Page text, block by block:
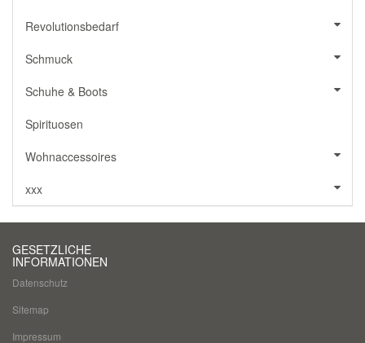
Revolutionsbedarf
Schmuck
Schuhe & Boots
Spirituosen
Wohnaccessoires
xxx
GESETZLICHE
INFORMATIONEN
Datenschutz
Sitemap
Impressum